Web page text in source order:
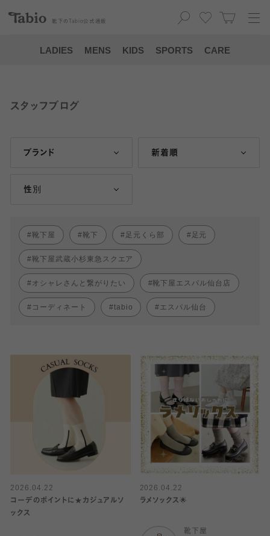
靴下の Tabio 公式通販
LADIES MENS KIDS SPORTS CARE
スタッフブログ
ブランド 新着順
性別
靴下屋 靴下 足元くら部 足元
靴下屋武蔵小杉東急スクエア
オシャレさんと繋がりたい 靴下屋エスパル仙台店
コーディネート tabio エスパル仙台
2026.04.22
コーデのポイントに★カジュアルソ
ックス
2026.04.22
ラメソックス🌟
靴下屋